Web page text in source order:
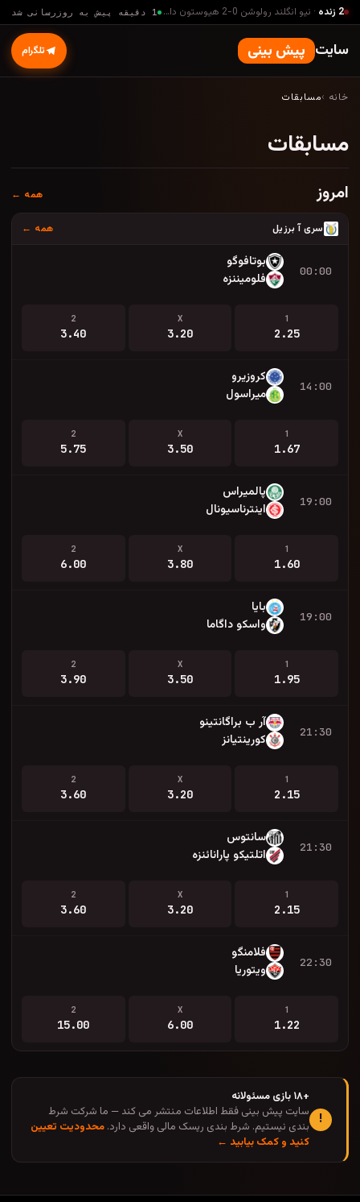
2 زنده · نیو انگلند رولوشن 0
-
2 هیوستون داینامو ·
90
'
·مشاهده همه→ 1 دقیقه پیش به روزرسانی شد
سایت پیش بینی تلگرام
خانه ›مسابقات
مسابقات
امروز همه ←
سری آ برزیل همه ←
00:00
بوتافوگو
فلومیننزه
1
2.25
X
3.20
2
3.40
14:00
کروزیرو
میراسول
1
1.67
X
3.50
2
5.75
19:00
پالمیراس
اینترناسیونال
1
1.60
X
3.80
2
6.00
19:00
بایا
واسکو داگاما
1
1.95
X
3.50
2
3.90
21:30
آر ب براگانتینو
کورینتیانز
1
2.15
X
3.20
2
3.60
21:30
سانتوس
اتلتیکو پارانائنزه
1
2.15
X
3.20
2
3.60
22:30
فلامنگو
ویتوریا
1
1.22
X
6.00
2
15.00
!
+۱۸ بازی مسئولانه
سایت پیش بینی فقط اطلاعات منتشر می کند — ما شرکت شرط
بندی نیستیم. شرط بندی ریسک مالی واقعی دارد. محدودیت تعیین
کنید و کمک بیابید ←